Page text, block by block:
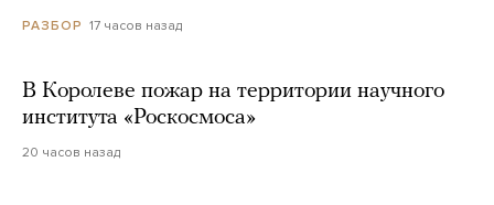
РАЗБОР 17 часов назад
В Королеве пожар на территории научного
института «Роскосмоса»
20 часов назад